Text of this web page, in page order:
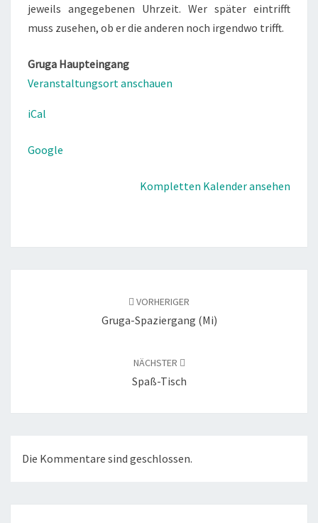
jeweils angegebenen Uhrzeit. Wer später eintrifft
muss zusehen, ob er die anderen noch irgendwo trifft.
Gruga Haupteingang
Veranstaltungsort anschauen
iCal
Google
Kompletten Kalender ansehen
VORHERIGER
Gruga-Spaziergang (Mi)
NÄCHSTER
Spaß-Tisch
Die Kommentare sind geschlossen.